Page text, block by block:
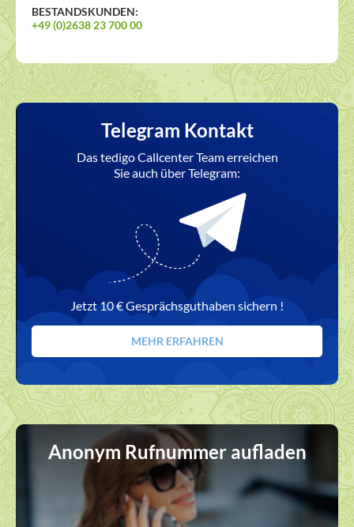
BESTANDSKUNDEN:
+49 (0)2638 23 700 00
Telegram Kontakt
Das tedigo Callcenter Team erreichen
Sie auch über Telegram:
Jetzt 10 € Gesprächsguthaben sichern !
MEHR ERFAHREN
Anonym Rufnummer aufladen